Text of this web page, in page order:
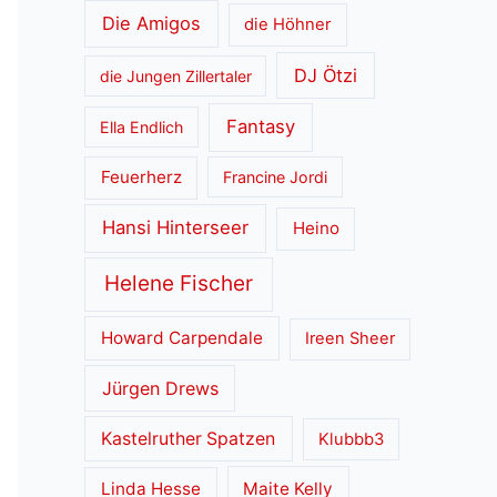
Die Amigos die Höhner
die Jungen Zillertaler DJ Ötzi
Ella Endlich Fantasy
Feuerherz Francine Jordi
Hansi Hinterseer Heino
Helene Fischer
Howard Carpendale Ireen Sheer
Jürgen Drews
Kastelruther Spatzen Klubbb3
Linda Hesse Maite Kelly